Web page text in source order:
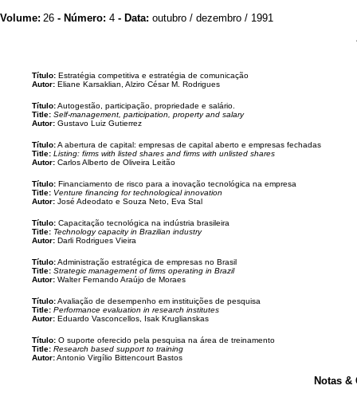
Volume: 26 - Número: 4 - Data: outubro / dezembro / 1991
Título: Estratégia competitiva e estratégia de comunicação
Autor: Eliane Karsaklian, Alziro César M. Rodrigues
Título:Autogestão, participação, propriedade e salário.
Title: Self-management, participation, property and salary
Autor: Gustavo Luiz Gutierrez
Título:A abertura de capital: empresas de capital aberto e empresas fechadas
Title: Listing: firms with listed shares and firms with unlisted shares
Autor: Carlos Alberto de Oliveira Leitão
Título: Financiamento de risco para a inovação tecnológica na empresa
Title: Venture financing for technological innovation
Autor: José Adeodato e Souza Neto, Eva Stal
Título: Capacitação tecnológica na indústria brasileira
Title: Technology capacity in Brazilian industry
Autor: Darli Rodrigues Vieira
Título:Administração estratégica de empresas no Brasil
Title: Strategic management of firms operating in Brazil
Autor: Walter Fernando Araújo de Moraes
Título:Avaliação de desempenho em instituições de pesquisa
Title: Performance evaluation in research institutes
Autor: Eduardo Vasconcellos, Isak Kruglianskas
Título: O suporte oferecido pela pesquisa na área de treinamento
Title: Research based support to training
Autor:Antonio Virgílio Bittencourt Bastos
Notas &